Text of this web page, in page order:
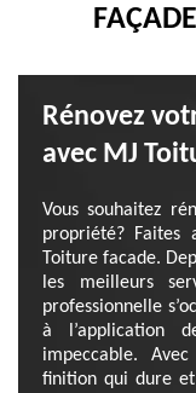
Rénovez
avec MJ
Vous souhaitez
propriété?
Toiture facade.
les meilleurs
professionnelle
à l’application
impeccable.
finition qui dure